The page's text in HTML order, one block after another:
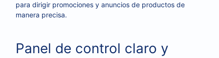
para dirigir promociones y anuncios de productos de
manera precisa.
Panel de control claro y